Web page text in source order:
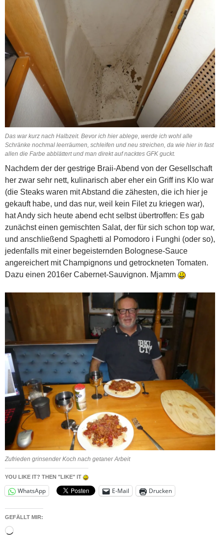
Das war kurz nach Halbzeit. Bevor ich hier ablege, werde ich wohl alle
Schränke nochmal leerräumen, schleifen und neu streichen, da wie hier in fast
allen die Farbe abblättert und man direkt auf nacktes GFK guckt.
Nachdem der der gestrige Braii-Abend von der Gesellschaft
her zwar sehr nett, kulinarisch aber eher ein Griff ins Klo war
(die Steaks waren mit Abstand die zähesten, die ich hier je
gekauft habe, und das nur, weil kein Filet zu kriegen war),
hat Andy sich heute abend echt selbst übertroffen: Es gab
zunächst einen gemischten Salat, der für sich schon top war,
und anschließend Spaghetti al Pomodoro i Funghi (oder so),
jedenfalls mit einer begeisternden Bolognese-Sauce
angereichert mit Champignons und getrockneten Tomaten.
Dazu einen 2016er Cabernet-Sauvignon. Mjamm
Zufrieden grinsender Koch nach getaner Arbeit
YOU LIKE IT? THEN "LIKE" IT
WhatsApp E-Mail Drucken
GEFÄLLT MIR:
Wird